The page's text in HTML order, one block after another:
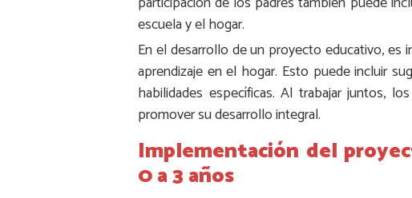
escuela y el hogar.
En el desarrollo de un proyecto educativo, es
aprendizaje en el hogar. Esto puede incluir
habilidades específicas. Al trabajar juntos,
promover su desarrollo integral.
Implementación del
0 a 3 años